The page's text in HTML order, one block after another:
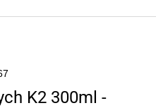
K2 300ml -